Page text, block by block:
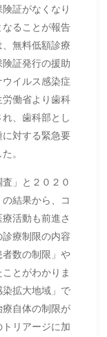
証がなくなり
なることが報告
無料低額診療
証発行の援助
イルス感染症
働省より歯科
、歯科部とし
対する緊急要
。
」と２０２０
結果から、コ
活動も前進さ
療制限の内容
数の制限」や
とがわかりま
拡大地域」で
自体の制限が
リアージに加